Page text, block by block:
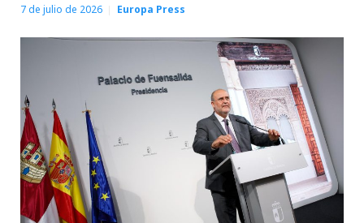
7 de julio de 2026 Europa Press